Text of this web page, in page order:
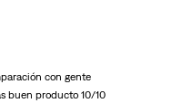
con gente
buen producto 10/10